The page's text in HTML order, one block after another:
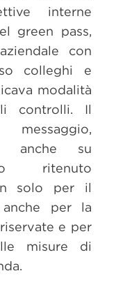
interne
green pass,
con
colleghi e
modalità
controlli. Il
anche su
ritenuto
solo per il
per la
e per
misure di